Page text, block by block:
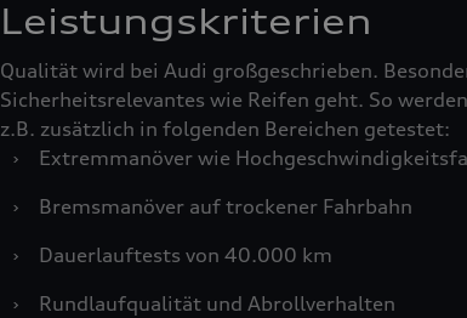
Leistungskriterien
Qualität wird bei Audi großgeschrieben.
Sicherheitsrelevantes wie Reifen geht. So
z.B. zusätzlich in folgenden Bereichen getestet:
›
Extremmanöver wie
›
Bremsmanöver auf trockener Fahrbahn
›
Dauerlauftests von 40.000 km
›
Rundlaufqualität und Abrollverhalten